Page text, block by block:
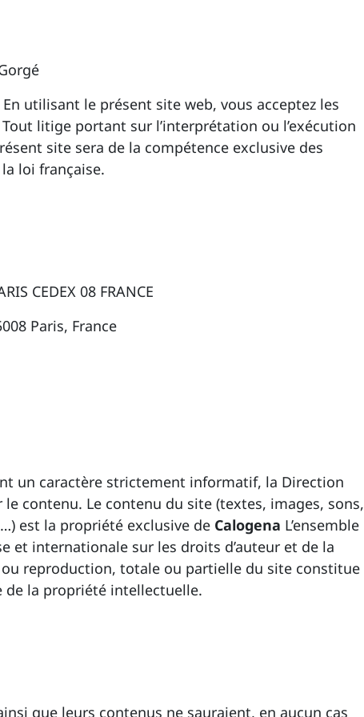
utilisant le présent site web, vous acceptez les
litige portant sur l’interprétation ou l’exécution
site sera de la compétence exclusive des
loi française.
CEDEX 08 FRANCE
Paris, France
un caractère strictement informatif, la Direction
le contenu. Le contenu du site (textes, images, sons,
est la propriété exclusive de Calogena L’ensemble
et internationale sur les droits d’auteur et de la
reproduction, totale ou partielle du site constitue
de la propriété intellectuelle.
que leurs contenus ne sauraient, en aucun cas